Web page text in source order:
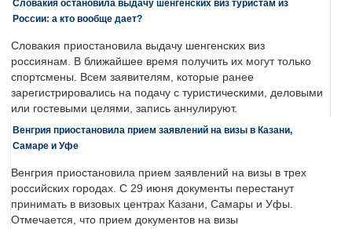
Словакия остановила выдачу шенгенских виз туристам из
России: а кто вообще дает?
Словакия приостановила выдачу шенгенских виз
россиянам. В ближайшее время получить их могут только
спортсмены. Всем заявителям, которые ранее
зарегистрировались на подачу с туристическими, деловыми
или гостевыми целями, запись аннулируют.
Венгрия приостановила прием заявлений на визы в Казани,
Самаре и Уфе
Венгрия приостановила прием заявлений на визы в трех
российских городах. С 29 июня документы перестанут
принимать в визовых центрах Казани, Самары и Уфы.
Отмечается, что прием документов на визы